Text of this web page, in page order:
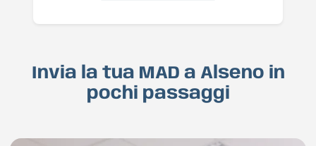
Invia la tua MAD a Alseno in
pochi passaggi